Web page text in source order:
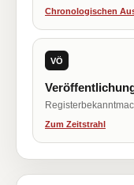
Chronologischen
VÖ
Zum Zeitstrahl